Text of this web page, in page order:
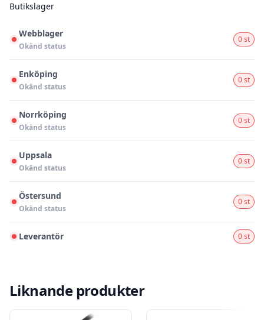
Butikslager
Webblager
Okänd status
0 st
Enköping
Okänd status
0 st
Norrköping
Okänd status
0 st
Uppsala
Okänd status
0 st
Östersund
Okänd status
0 st
Leverantör 0 st
Liknande produkter